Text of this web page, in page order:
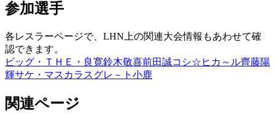
参加選手
各レスラーページで、LHN上の関連大会情報もあわせて確
認できます。
ビッグ・ＴＨＥ・良寛鈴木敬喜前田誠コシ☆ヒカ～ル齊藤陽
輝サケ・マスカラスグレ－ト小鹿
関連ページ